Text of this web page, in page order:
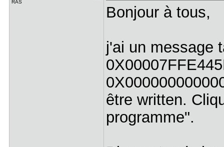
RAS
Bonjour à tous,
j'ai un message
être written.
programme".